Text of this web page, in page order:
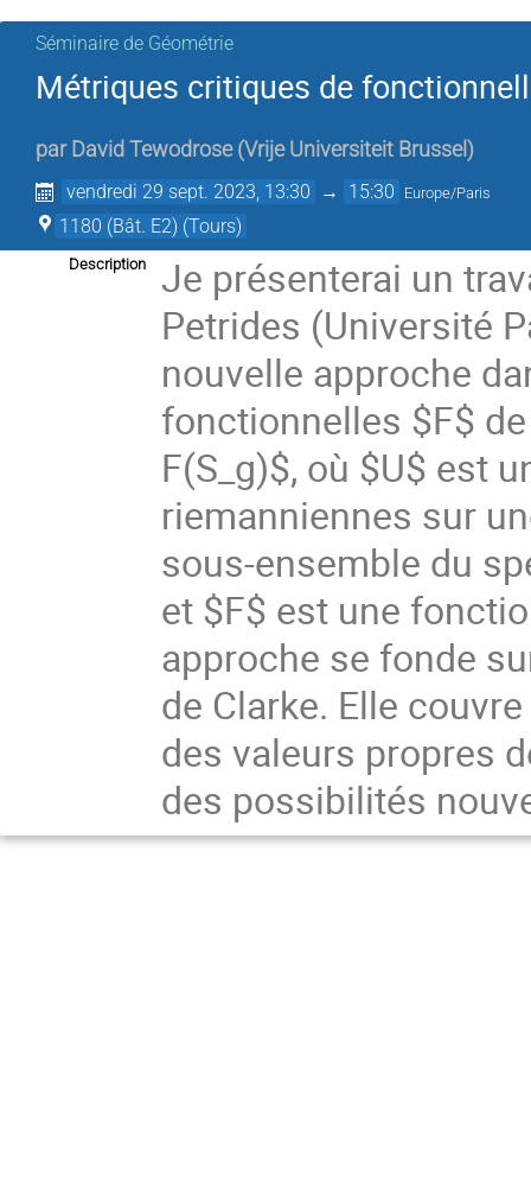
Séminaire de Géométrie
Métriques critiques de
par David Tewodrose (Vrije Universiteit Brussel )
vendredi 29 sept. 2023, 13:30 → 15:30 Europe/Paris
1180 (Bât. E2) (Tours)
Description
Je présenterai un
Petrides (Université
nouvelle approche
fonctionnelles $F$
F(S_g)$, où $U$ est
riemanniennes sur
sous-ensemble du
et $F$ est une
approche se fonde
de Clarke. Elle
des valeurs propres
des possibilités